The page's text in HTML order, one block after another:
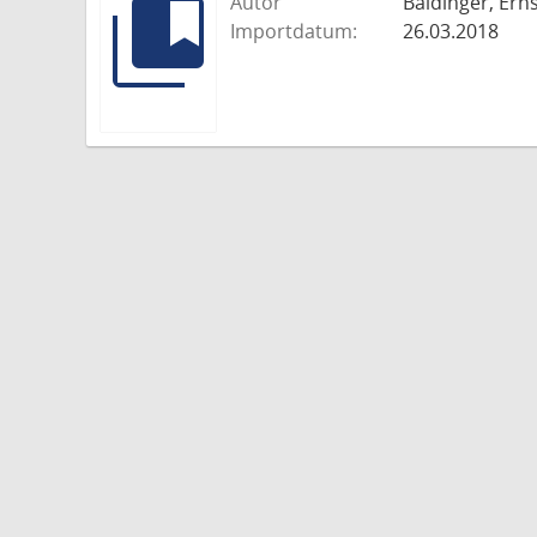
Importdatum:
26.03.2018